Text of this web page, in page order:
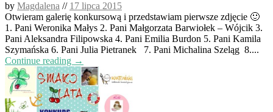
by Magdalena // 17 lipca 2015
Otwieram galerię konkursową i przedstawiam pierwsze zdjęcie 🙂
1. Pani Weronika Małys 2. Pani Małgorzata Barwiołek – Wójcik 3.
Pani Aleksandra Filipowska 4. Pani Emilia Burdon 5. Pani Kamila
Szymańska 6. Pani Julia Pietranek 7. Pani Michalina Szeląg 8....
Continue reading →